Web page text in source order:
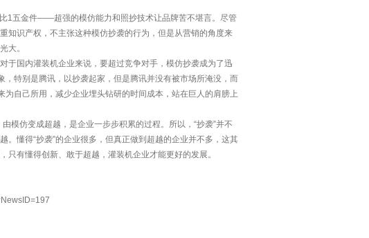
1五金件——超强的模仿能力和照抄技术让品牌苦不堪言。尽管
知识产权，不主张这种模仿抄袭的行为，但是从营销的角度来
大。
国内灌装机企业来说，要超过竞争对手，模仿抄袭成为了迅
特别是腾讯，以抄袭起家，但是腾讯并没有被市场所淹没，而
自己所用，减少企业埋头钻研的时间成本，站在巨人的肩膀上
仿变成超越，是企业一步步积累的过程。所以，“抄袭”并不
懂得“抄袭”的企业很多，但真正做到超越的企业并不多，这其
有懂得创新、敢于超越，灌装机企业才能更好的发展。